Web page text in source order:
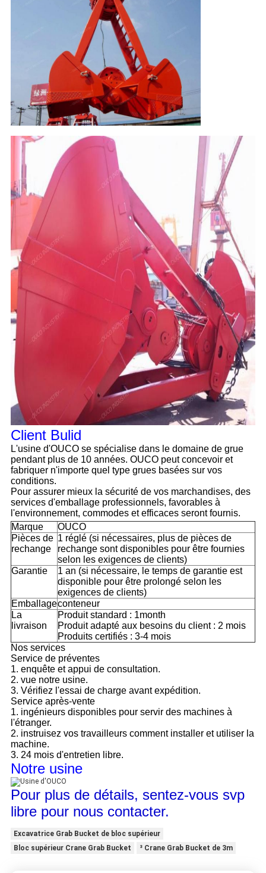
Client Bulid
L'usine d'OUCO se spécialise dans le domaine de grue
pendant plus de 10 années. OUCO peut concevoir et
fabriquer n'importe quel type grues basées sur vos
conditions.
Pour assurer mieux la sécurité de vos marchandises, des
services d'emballage professionnels, favorables à
l'environnement, commodes et efficaces seront fournis.
Marque
OUCO
Pièces de
rechange
1 réglé (si nécessaires, plus de pièces de
rechange sont disponibles pour être fournies
selon les exigences de clients)
Garantie
1 an (si nécessaire, le temps de garantie est
disponible pour être prolongé selon les
exigences de clients)
Emballageconteneur
La
livraison
Produit standard : 1month
Produit adapté aux besoins du client : 2 mois
Produits certifiés : 3-4 mois
Nos services
Service de préventes
1. enquête et appui de consultation.
2. vue notre usine.
3. Vérifiez l'essai de charge avant expédition.
Service après-vente
1. ingénieurs disponibles pour servir des machines à
l'étranger.
2. instruisez vos travailleurs comment installer et utiliser la
machine.
3. 24 mois d'entretien libre.
Notre usine
Pour plus de détails, sentez-vous svp
libre pour nous contacter.
Excavatrice Grab Bucket de bloc supérieur
Bloc supérieur Crane Grab Bucket
³ Crane Grab Bucket de 3m